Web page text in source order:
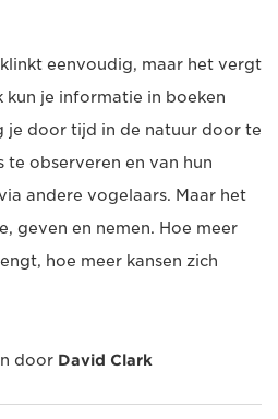
eenvoudig, maar het vergt
je informatie in boeken
je door tijd in de natuur door te
observeren en van hun
andere vogelaars. Maar het
geven en nemen. Hoe meer
hoe meer kansen zich
door David Clark